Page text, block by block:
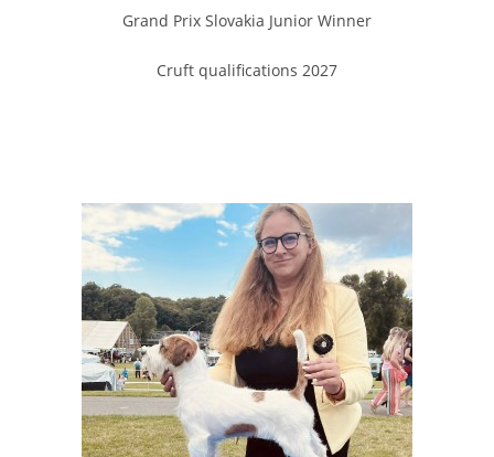
© 2026 eStránky.cz
Grand Prix Slovakia Junior Winner
Cruft qualifications 2027